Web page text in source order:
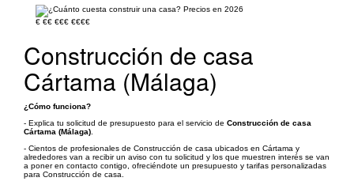
€ €€ €€€ €€€€
Construcción de casa
Cártama (Málaga)
¿Cómo funciona?
- Explica tu solicitud de presupuesto para el servicio de Construcción de casa
Cártama (Málaga)
- Cientos de profesionales de Construcción de casa ubicados en Cártama y
alrededores van a recibir un aviso con tu solicitud y los que muestren interés se van
a poner en contacto contigo, ofreciéndote un presupuesto y tarifas personalizadas
para Construcción de casa.